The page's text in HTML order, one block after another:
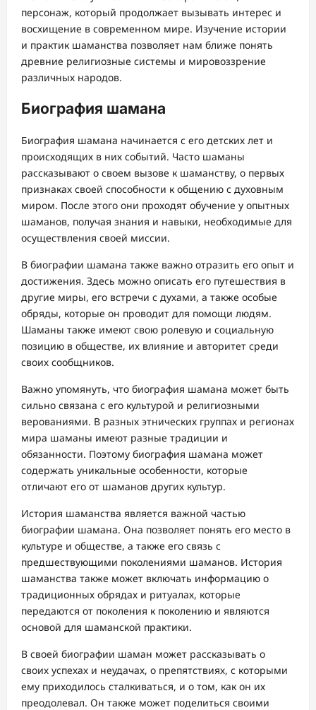
персонаж, который продолжает вызывать интерес и
восхищение в современном мире. Изучение истории
и практик шаманства позволяет нам ближе понять
древние религиозные системы и мировоззрение
различных народов.
Биография шамана
Биография шамана начинается с его детских лет и
происходящих в них событий. Часто шаманы
рассказывают о своем вызове к шаманству, о первых
признаках своей способности к общению с духовным
миром. После этого они проходят обучение у опытных
шаманов, получая знания и навыки, необходимые для
осуществления своей миссии.
В биографии шамана также важно отразить его опыт и
достижения. Здесь можно описать его путешествия в
другие миры, его встречи с духами, а также особые
обряды, которые он проводит для помощи людям.
Шаманы также имеют свою ролевую и социальную
позицию в обществе, их влияние и авторитет среди
своих сообщников.
Важно упомянуть, что биография шамана может быть
сильно связана с его культурой и религиозными
верованиями. В разных этнических группах и регионах
мира шаманы имеют разные традиции и
обязанности. Поэтому биография шамана может
содержать уникальные особенности, которые
отличают его от шаманов других культур.
История шаманства является важной частью
биографии шамана. Она позволяет понять его место в
культуре и обществе, а также его связь с
предшествующими поколениями шаманов. История
шаманства также может включать информацию о
традиционных обрядах и ритуалах, которые
передаются от поколения к поколению и являются
основой для шаманской практики.
В своей биографии шаман может рассказывать о
своих успехах и неудачах, о препятствиях, с которыми
ему приходилось сталкиваться, и о том, как он их
преодолевал. Он также может поделиться своими